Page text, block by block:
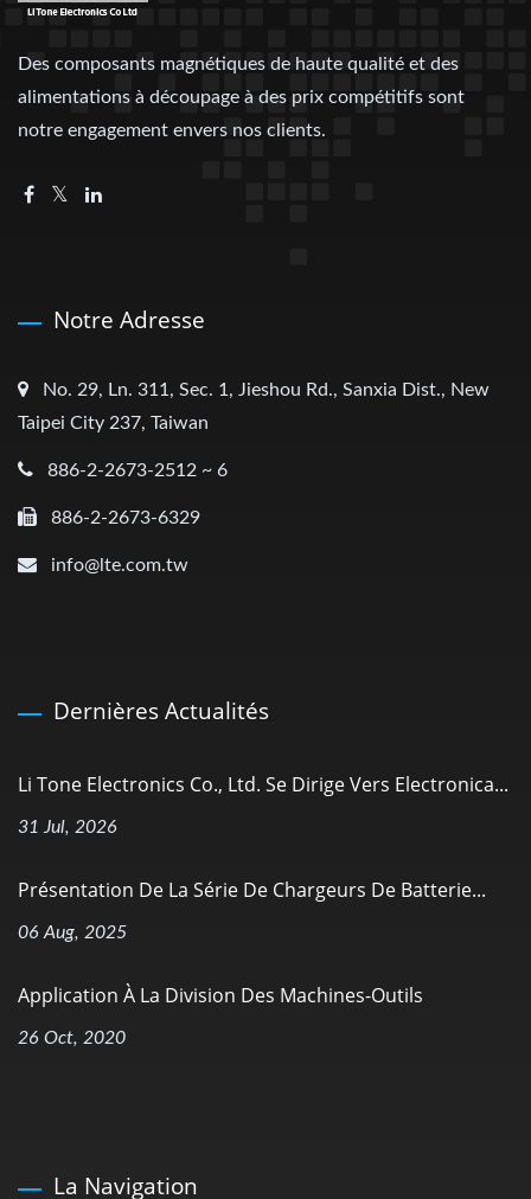
Des composants magnétiques de haute qualité et des
alimentations à découpage à des prix compétitifs sont
notre engagement envers nos clients.
Notre Adresse
No. 29, Ln. 311, Sec. 1, Jieshou Rd., Sanxia Dist., New
Taipei City 237, Taiwan
886-2-2673-2512 ~ 6
886-2-2673-6329
info@lte.com.tw
Dernières Actualités
Li Tone Electronics Co., Ltd. Se Dirige Vers Electronica...
31 Jul, 2026
Présentation De La Série De Chargeurs De Batterie...
06 Aug, 2025
Application À La Division Des Machines-Outils
26 Oct, 2020
La Navigation